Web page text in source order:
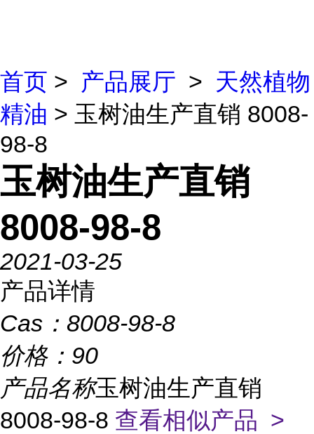
首页 > 产品展厅 > 天然植物
精油 > 玉树油生产直销 8008-
98-8
玉树油生产直销
8008-98-8
2021-03-25
产品详情
Cas： 8008-98-8
价格： 90
产品名称玉树油生产直销
8008-98-8 查看相似产品 >